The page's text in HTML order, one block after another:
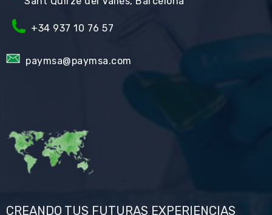
+34 937 10 76 57
paymsa@paymsa.com
CREANDO TUS FUTURAS EXPERIENCIAS